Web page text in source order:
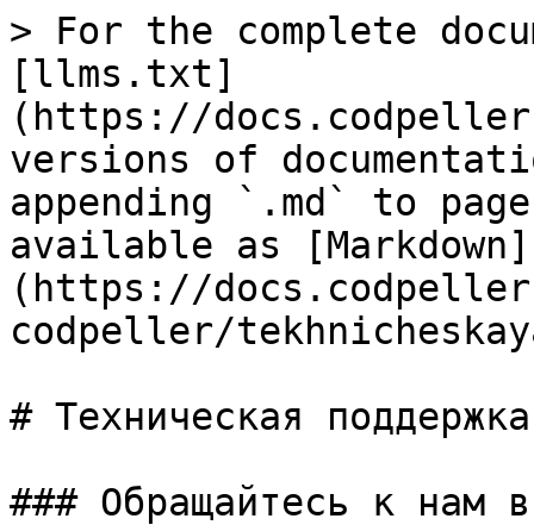
> For the complete
[llms.txt]
(https://
versions of
appending `.md` to
available as [Markdown]
(https://
codpeller/
# Техническая поддержка
### Обращайтесь к нам